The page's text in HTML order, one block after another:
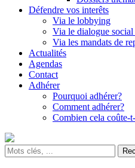
Défendre vos interêts
Via le lobbying
Via le dialogue social
Via les mandats de
Actualités
Agendas
Contact
Adhérer
Pourquoi adhérer?
Comment adhérer?
Combien cela coûte-